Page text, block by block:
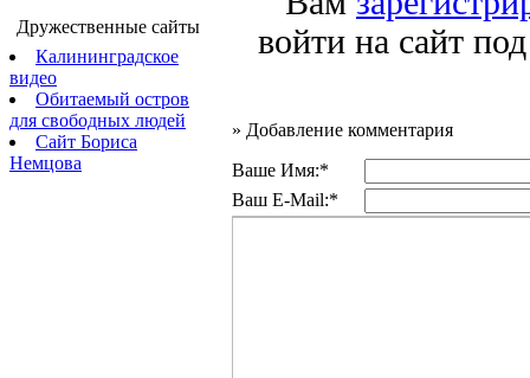
Дружественные сайты
Калининградское
видео
Обитаемый остров
для свободных людей
Сайт Бориса
Немцова
войти на сайт
» Добавление комментария
Ваше Имя:*
Ваш E-Mail:*